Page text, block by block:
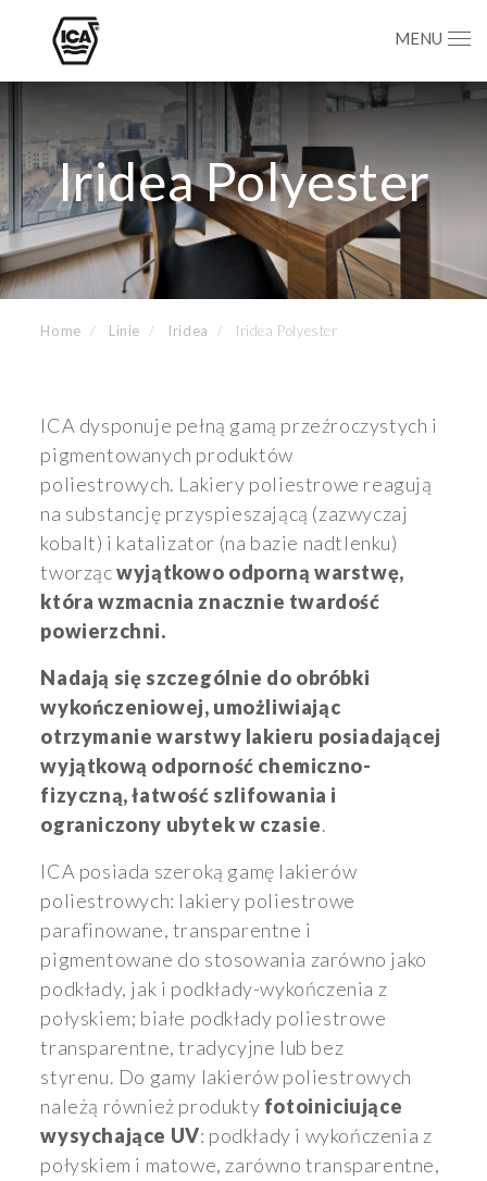
MENU
Iridea Polyester
Home Linie Iridea Iridea Polyester
ICA dysponuje pełną gamą przeźroczystych i
pigmentowanych produktów
poliestrowych. Lakiery poliestrowe reagują
na substancję przyspieszającą (zazwyczaj
kobalt) i katalizator (na bazie nadtlenku)
tworzącwyjątkowo odporną warstwę,
która wzmacnia znacznie twardość
powierzchni.
Nadają się szczególnie do obróbki
wykończeniowej, umożliwiając
otrzymanie warstwy lakieru posiadającej
wyjątkową odporność chemiczno-
fizyczną, łatwość szlifowania i
ograniczony ubytek w czasie.
ICA posiada szeroką gamę lakierów
poliestrowych: lakiery poliestrowe
parafinowane, transparentne i
pigmentowane do stosowania zarówno jako
podkłady, jak i podkłady-wykończenia z
połyskiem; białe podkłady poliestrowe
transparentne, tradycyjne lub bez
styrenu. Do gamy lakierów poliestrowych
należą również produkty fotoiniciujące
wysychające UV: podkłady i wykończenia z
połyskiem i matowe, zarówno transparentne,